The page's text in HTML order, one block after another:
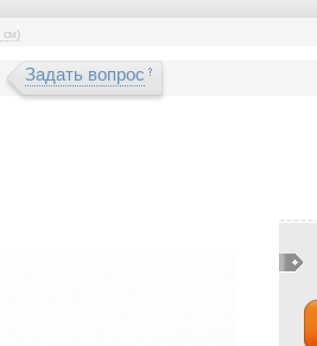
см)
Задать вопрос